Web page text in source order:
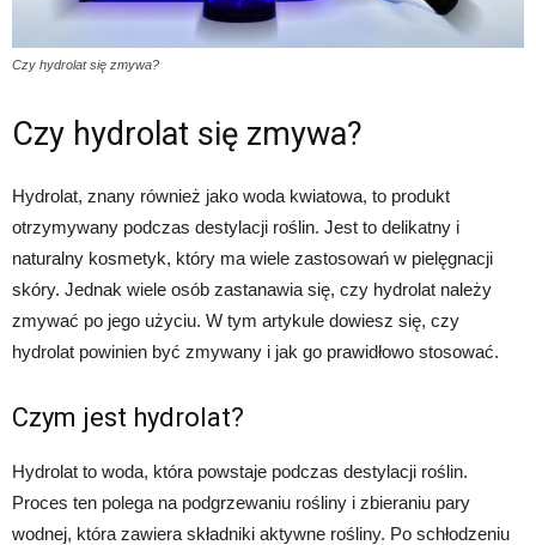
Czy hydrolat się zmywa?
Czy hydrolat się zmywa?
Hydrolat, znany również jako woda kwiatowa, to produkt
otrzymywany podczas destylacji roślin. Jest to delikatny i
naturalny kosmetyk, który ma wiele zastosowań w pielęgnacji
skóry. Jednak wiele osób zastanawia się, czy hydrolat należy
zmywać po jego użyciu. W tym artykule dowiesz się, czy
hydrolat powinien być zmywany i jak go prawidłowo stosować.
Czym jest hydrolat?
Hydrolat to woda, która powstaje podczas destylacji roślin.
Proces ten polega na podgrzewaniu rośliny i zbieraniu pary
wodnej, która zawiera składniki aktywne rośliny. Po schłodzeniu